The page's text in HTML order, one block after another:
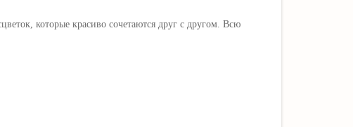
которые красиво сочетаются друг с другом. Всю